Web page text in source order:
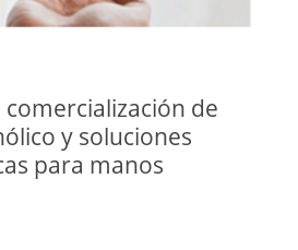
comercialización de
y soluciones
para manos